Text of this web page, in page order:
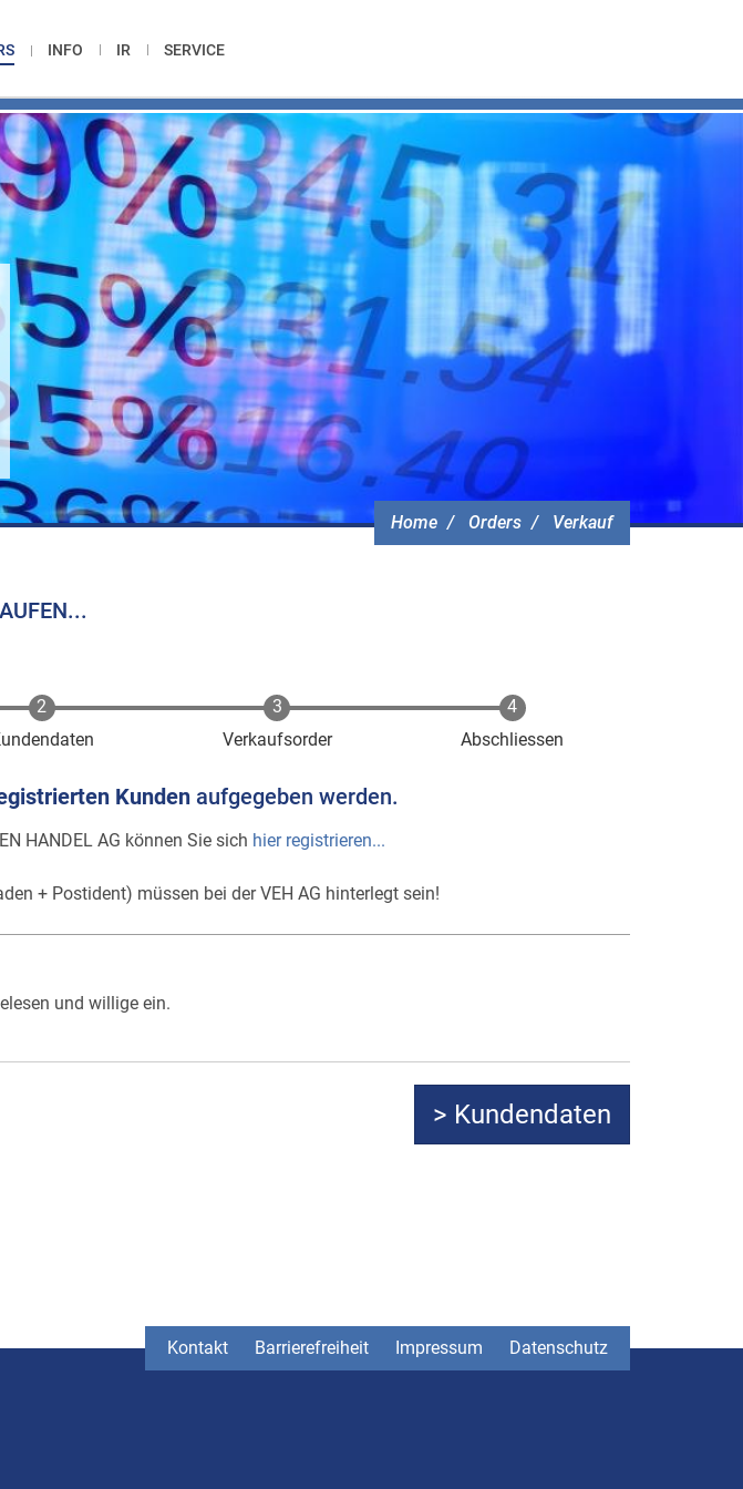
INFO IR SERVICE
Home Orders Verkauf
Verkaufsorder
Abschliessen
Kunden aufgegeben werden.
HANDEL AG können Sie sich hier registrieren...
+ Postident) müssen bei der VEH AG hinterlegt sein!
und willige ein.
Kontakt Barrierefreiheit Impressum Datenschutz